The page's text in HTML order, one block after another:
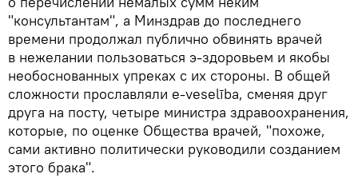
"консультантам", а Минздрав до последнего
времени продолжал публично обвинять врачей
в нежелании пользоваться э-здоровьем и якобы
необоснованных упреках с их стороны. В общей
сложности прославляли e-veselība, сменяя друг
друга на посту, четыре министра здравоохранения,
которые, по оценке Общества врачей, "похоже,
сами активно политически руководили созданием
этого брака".